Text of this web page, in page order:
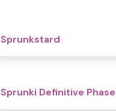
Sprunkstard
Sprunki Definitive